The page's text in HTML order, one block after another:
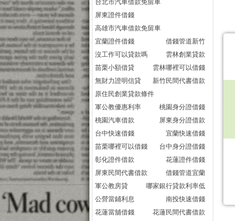
台北市汽車借款免留車
屏東證件借錢
高雄市汽車借款免留車
宜蘭證件借錢
借錢管道新竹
沒工作可以貸款嗎
雲林創業貸款
苗栗小額借貸
雲林哪裡可以借錢
無財力證明信貸
新竹民間代書借款
原住民創業貸款條件
軍公教優惠利率
桃園身分證借錢
桃園汽車借款
屏東身分證借款
台中快速借錢
宜蘭快速借錢
苗栗哪裡可以借錢
台中身分證借錢
彰化證件借款
花蓮證件借錢
屏東民間代書借款
借錢管道宜蘭
軍公教房貸
哪家銀行貸款利率低
公營當鋪利息
南投快速借錢
花蓮當舖借錢
花蓮民間代書借款